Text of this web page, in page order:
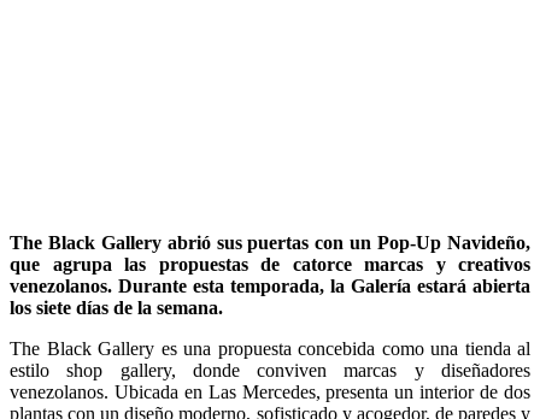
The Black Gallery abrió sus puertas con un Pop-Up Navideño,
que agrupa las propuestas de catorce marcas y creativos
venezolanos. Durante esta temporada, la Galería estará abierta
los siete días de la semana.
The Black Gallery es una propuesta concebida como una tienda al
estilo shop gallery, donde conviven marcas y diseñadores
venezolanos. Ubicada en Las Mercedes, presenta un interior de dos
plantas con un diseño moderno, sofisticado y acogedor, de paredes y